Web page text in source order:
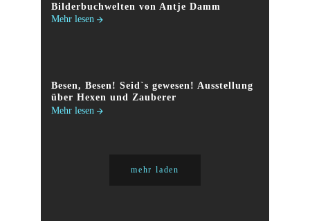
Bilderbuchwelten von Antje Damm
Mehr lesen
Besen, Besen! Seid`s gewesen! Ausstellung
über Hexen und Zauberer
Mehr lesen
mehr laden